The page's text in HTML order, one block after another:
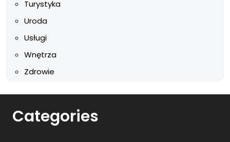
Turystyka
Uroda
Usługi
Wnętrza
Zdrowie
Categories